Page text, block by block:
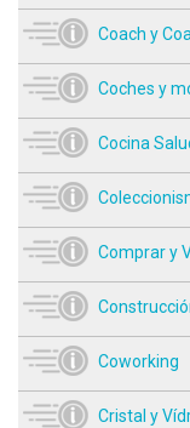
Coach y
Coches y
Cocina
Comprar y
Coworking
Cristal y